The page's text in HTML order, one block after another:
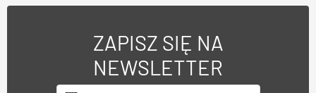
ZAPISZ SIĘ NA
NEWSLETTER